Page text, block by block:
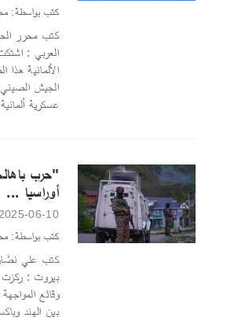
كتب بواسطة:
كتب محرر
العربي :
الألمانية
الجيش
عسكرية
"حرب
أوراسيا ...
06-10
كتب بواسطة:
كتب علي
بيروت : ركزت
وقائع
بين الهند